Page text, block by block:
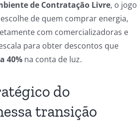
de Contratação Livre, o jogo
de quem comprar energia,
com comercializadoras e
para obter descontos que
40%na conta de luz.
do
transição